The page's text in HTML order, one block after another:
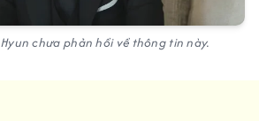
chưa phản hồi về thông tin này.